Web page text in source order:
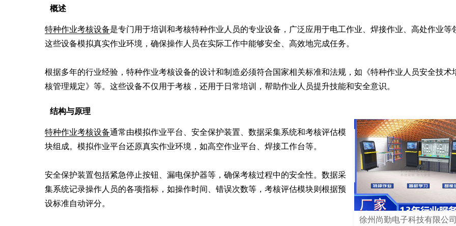
概述
特种作业考核设备是专门用于培训和考核特种作业人员的专业设备，广泛应用于电工作业、焊接作业、高处作业等
这些设备模拟真实作业环境，确保操作人员在实际工作中能够安全、高效地完成任务。
根据多年的行业经验，特种作业考核设备的设计和制造必须符合国家相关标准和法规，如《特种作业人员安全技术
核管理规定》等。这些设备不仅用于考核，还用于日常培训，帮助作业人员提升技能和安全意识。
结构与原理
徐州尚勤电子科技有限公司
特种作业考核设备通常由模拟作业平台、安全保护装置、数据采集系统和考核评估模
块组成。模拟作业平台还原真实作业环境，如高空作业平台、焊接工作台等。
安全保护装置包括紧急停止按钮、漏电保护器等，确保考核过程中的安全性。数据采
集系统记录操作人员的各项指标，如操作时间、错误次数等，考核评估模块则根据预
设标准自动评分。